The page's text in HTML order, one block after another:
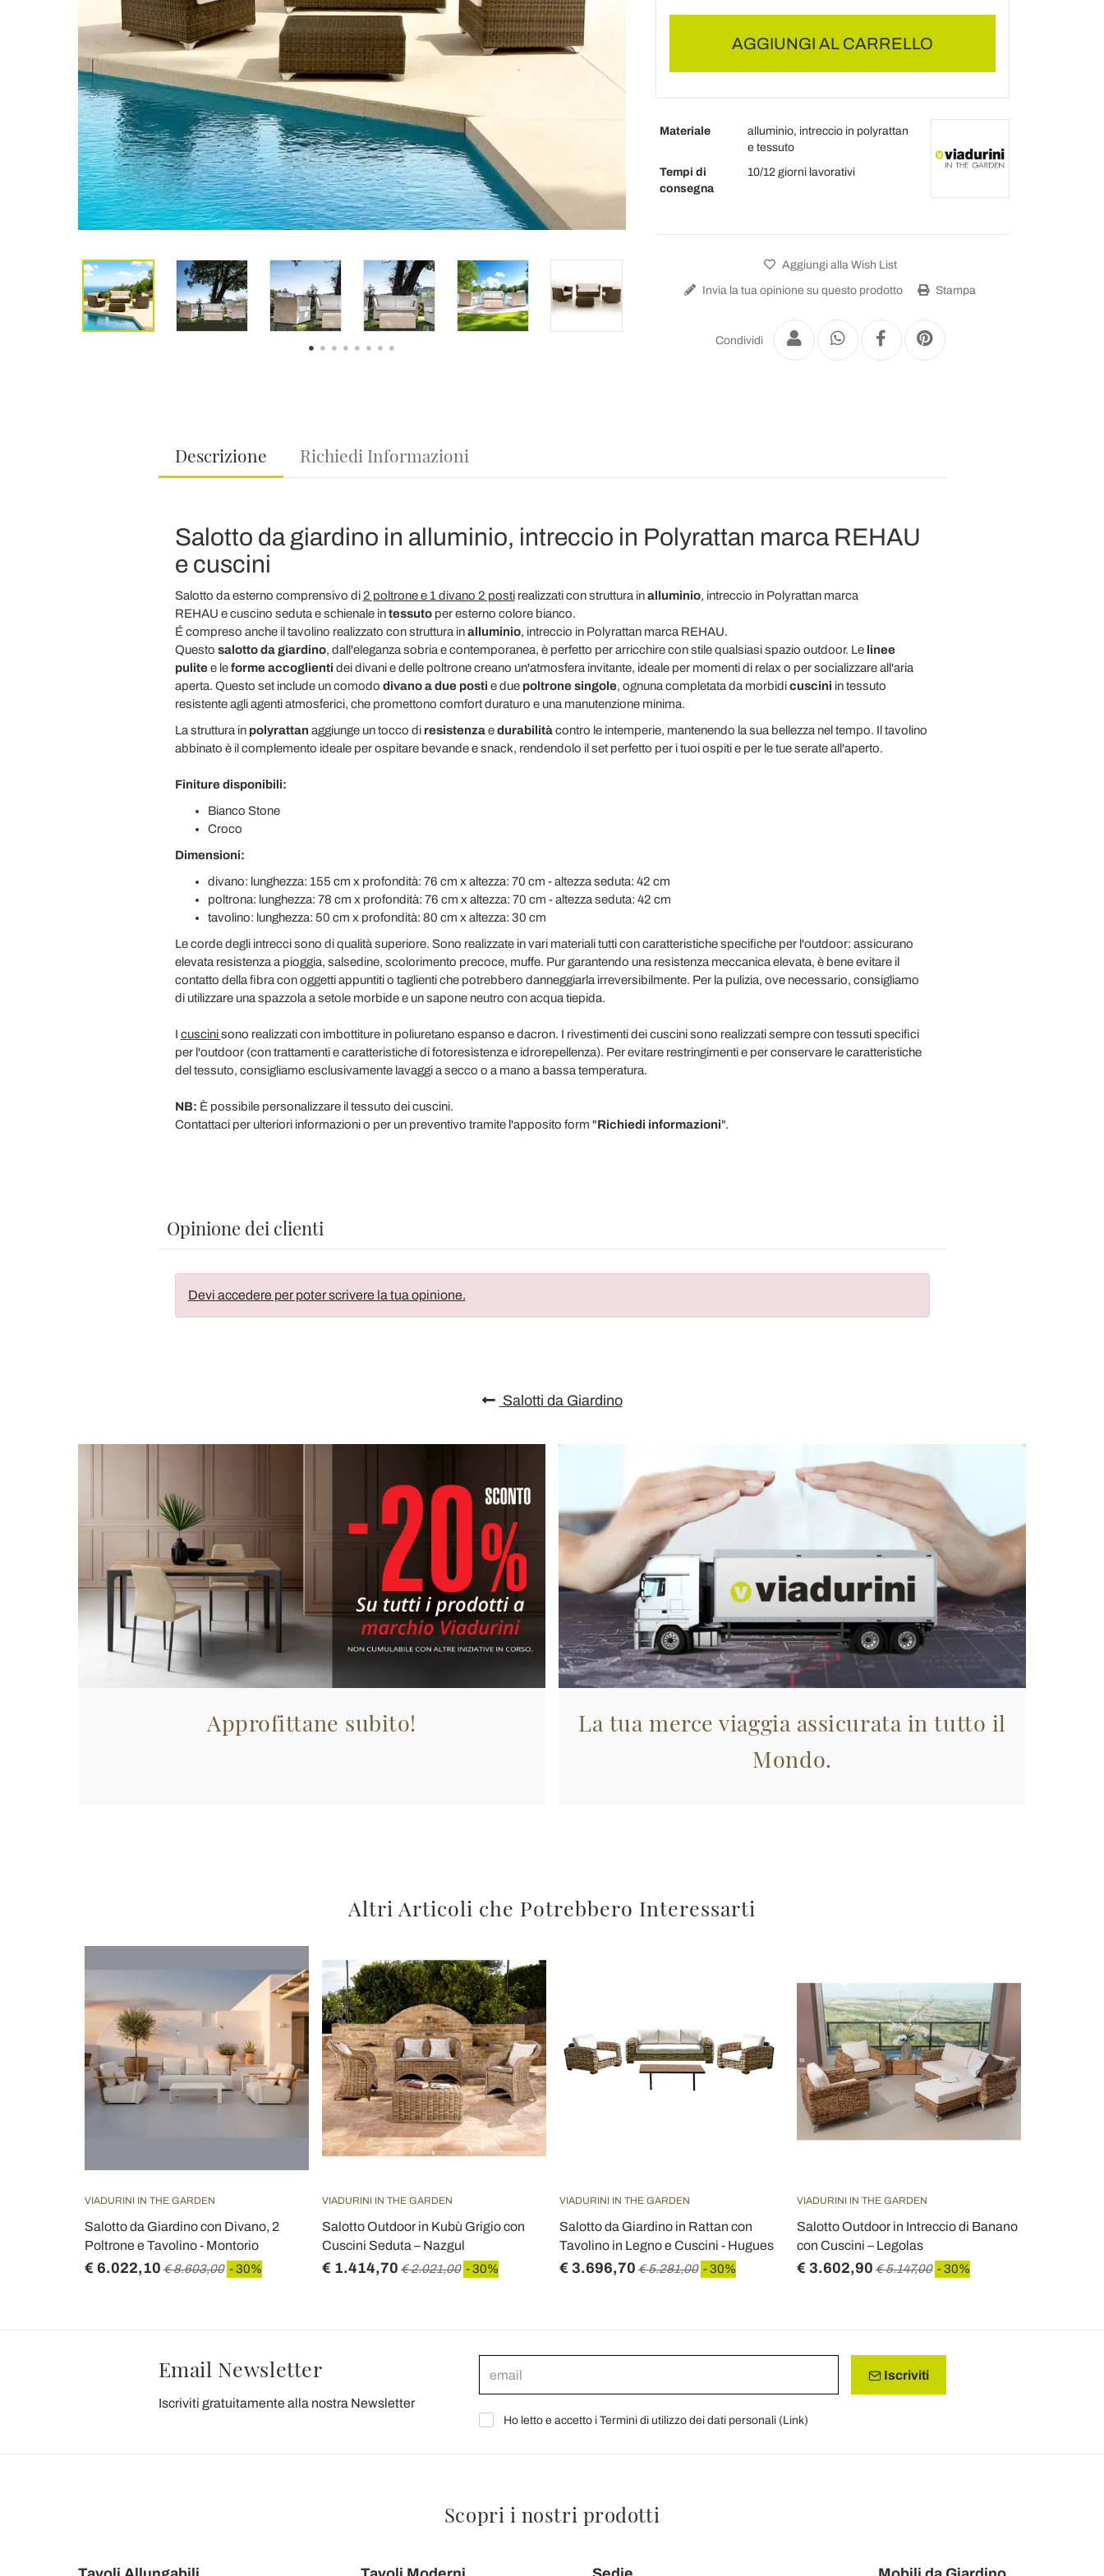
AGGIUNGI AL CARRELLO
Materiale
alluminio, intreccio in polyrattan
e tessuto
Tempi di
consegna
10/12 giorni lavorativi
Aggiungi alla Wish List
Invia la tua opinione su questo prodotto Stampa
Condividi
Descrizione Richiedi Informazioni
Salotto da giardino in alluminio, intreccio in Polyrattan marca REHAU
e cuscini
Salotto da esterno comprensivo di 2 poltrone e 1 divano 2 postirealizzati con struttura inalluminio, intreccio in Polyrattan marca
REHAU e cuscino seduta e schienale intessuto per esterno colore bianco.
É compreso anche il tavolino realizzato con struttura inalluminio, intreccio in Polyrattan marca REHAU.
Questo salotto da giardino, dall'eleganza sobria e contemporanea, è perfetto per arricchire con stile qualsiasi spazio outdoor. Le linee
pulitee leforme accoglienti dei divani e delle poltrone creano un'atmosfera invitante, ideale per momenti di relax o per socializzare all'aria
aperta. Questo set include un comodo divano a due posti e due poltrone singole, ognuna completata da morbidicuscini in tessuto
resistente agli agenti atmosferici, che promettono comfort duraturo e una manutenzione minima.
La struttura in polyrattan aggiunge un tocco di resistenzaedurabilitàcontro le intemperie, mantenendo la sua bellezza nel tempo. Il tavolino
abbinato è il complemento ideale per ospitare bevande e snack, rendendolo il set perfetto per i tuoi ospiti e per le tue serate all'aperto.
Finiture disponibili:
Bianco Stone
Croco
Dimensioni:
divano: lunghezza: 155 cm x profondità: 76 cm x altezza: 70 cm - altezza seduta: 42 cm
poltrona: lunghezza: 78 cm x profondità: 76 cm x altezza: 70 cm - altezza seduta: 42 cm
tavolino: lunghezza: 50 cm x profondità: 80 cm x altezza: 30 cm
Le corde degli intrecci sono di qualità superiore. Sono realizzate in vari materiali tutti con caratteristiche specifiche per l'outdoor: assicurano
elevata resistenza a pioggia, salsedine, scolorimento precoce, muffe. Pur garantendo una resistenza meccanica elevata, è bene evitare il
contatto della fibra con oggetti appuntiti o taglienti che potrebbero danneggiarla irreversibilmente. Per la pulizia, ove necessario, consigliamo
di utilizzare una spazzola a setole morbide e un sapone neutro con acqua tiepida.
I cuscinisono realizzati con imbottiture in poliuretano espanso e dacron. I rivestimenti dei cuscini sono realizzati sempre con tessuti specifici
per l'outdoor (con trattamenti e caratteristiche di fotoresistenza e idrorepellenza). Per evitare restringimenti e per conservare le caratteristiche
del tessuto, consigliamo esclusivamente lavaggi a secco o a mano a bassa temperatura.
NB: È possibile personalizzare il tessuto dei cuscini.
Contattaci per ulteriori informazioni o per un preventivo tramite l'apposito form "Richiedi informazioni".
Opinione dei clienti
Devi accedere per poter scrivere la tua opinione.
Salotti da Giardino
Approfittane subito!
La tua merce viaggia assicurata in tutto il
Mondo.
Altri Articoli che Potrebbero Interessarti
VIADURINI IN THE GARDEN
Salotto da Giardino con Divano, 2
Poltrone e Tavolino - Montorio
€ 6.022,10 € 8.603,00 - 30%
VIADURINI IN THE GARDEN
Salotto Outdoor in Kubù Grigio con
Cuscini Seduta – Nazgul
€ 1.414,70 € 2.021,00 - 30%
VIADURINI IN THE GARDEN
Salotto da Giardino in Rattan con
Tavolino in Legno e Cuscini - Hugues
€ 3.696,70 € 5.281,00 - 30%
VIADURINI IN THE GARDEN
Salotto Outdoor in Intreccio di Banano
con Cuscini – Legolas
€ 3.602,90 € 5.147,00 - 30%
Email Newsletter
Iscriviti gratuitamente alla nostra Newsletter
Iscriviti
Ho letto e accetto i Termini di utilizzo dei dati personali (Link)
Scopri i nostri prodotti